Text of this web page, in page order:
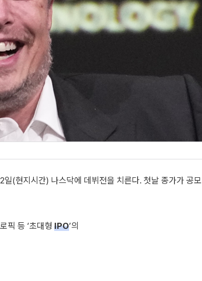
일(현지시간) 나스닥에 데뷔전을 치른다. 첫날 종가가 공모
픽 등 ‘초대형 IPO’의